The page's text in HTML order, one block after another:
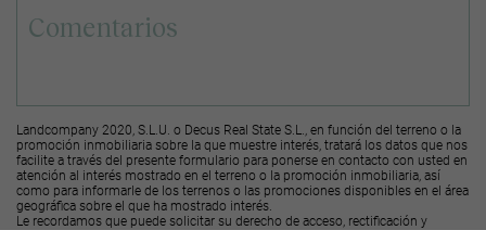
Landcompany 2020, S.L.U. o Decus Real State S.L., en función del terreno o la
promoción inmobiliaria sobre la que muestre interés, tratará los datos que nos
facilite a través del presente formulario para ponerse en contacto con usted en
atención al interés mostrado en el terreno o la promoción inmobiliaria, así
como para informarle de los terrenos o las promociones disponibles en el área
geográfica sobre el que ha mostrado interés.
Le recordamos que puede solicitar su derecho de acceso, rectificación y